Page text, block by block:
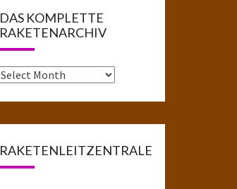
DAS KOMPLETTE
RAKETENARCHIV
Das
RAKETENLEITZENTRALE